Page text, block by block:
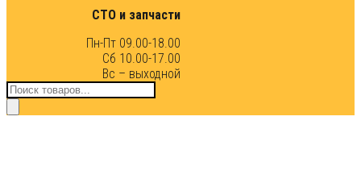
СТО и запчасти
Пн-Пт 09.00-18.00
Сб 10.00-17.00
Вс – выходной
Поиск
товаров